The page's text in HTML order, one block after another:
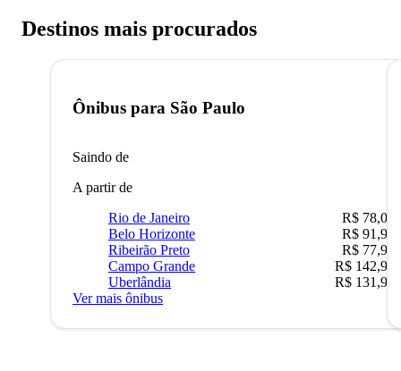
Destinos mais procurados
Ônibus para São Paulo
Saindo de
A partir de
Rio de Janeiro
R$ 78,02
Belo Horizonte
R$ 91,90
Ribeirão Preto
R$ 77,90
Campo Grande
R$ 142,90
Uberlândia
R$ 131,90
Ver mais ônibus